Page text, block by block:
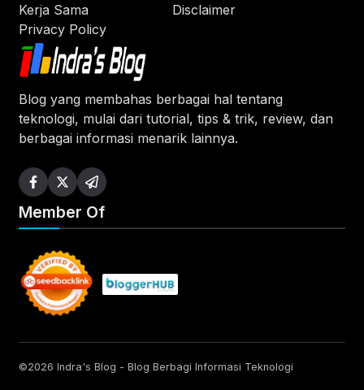
Blog yang membahas berbagai hal tentang
teknologi, mulai dari tutorial, tips & trik, review, dan
berbagai informasi menarik lainnya.
Kerja Sama
Disclaimer
Privacy Policy
Member Of
©2026 Indra's Blog - Blog Berbagi Informasi Teknologi